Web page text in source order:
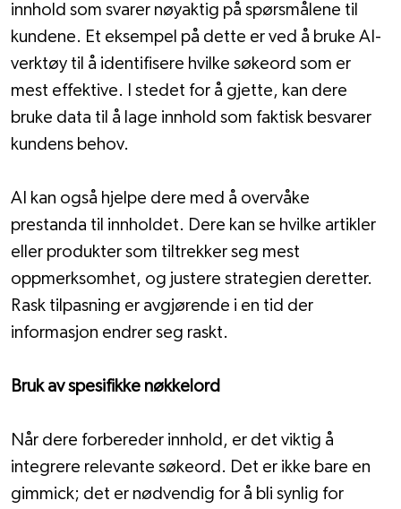
innhold som svarer nøyaktig på spørsmålene til
kundene. Et eksempel på dette er ved å bruke AI-
verktøy til å identifisere hvilke søkeord som er
mest effektive. I stedet for å gjette, kan dere
bruke data til å lage innhold som faktisk besvarer
kundens behov.
AI kan også hjelpe dere med å overvåke
prestanda til innholdet. Dere kan se hvilke artikler
eller produkter som tiltrekker seg mest
oppmerksomhet, og justere strategien deretter.
Rask tilpasning er avgjørende i en tid der
informasjon endrer seg raskt.
Bruk av spesifikke nøkkelord
Når dere forbereder innhold, er det viktig å
integrere relevante søkeord. Det er ikke bare en
gimmick; det er nødvendig for å bli synlig for